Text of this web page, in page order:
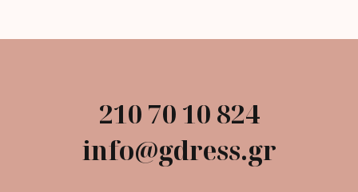
210 70 10 824
info@gdress.gr